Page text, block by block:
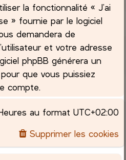
la fonctionnalité « J’ai
» fournie par le logiciel
demandera de
et votre adresse
phpBB générera un
que vous puissiez
compte.
au format UTC+02:00
Supprimer les cookies